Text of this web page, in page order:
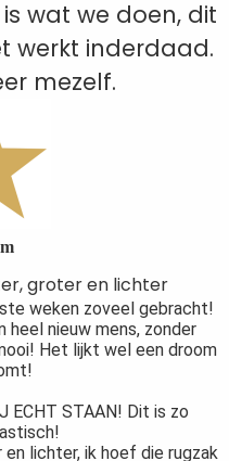
wat we doen, dit
werkt inderdaad.
mezelf.
groter en lichter
weken zoveel gebracht!
nieuw mens, zonder
Het lijkt wel een droom
ECHT STAAN! Dit is zo
lichter, ik hoef die rugzak